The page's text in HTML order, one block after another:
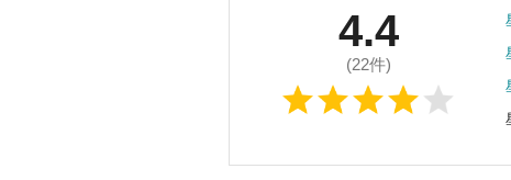
4.4
(22件)